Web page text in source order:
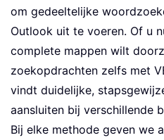
om gedeeltelijke
Outlook uit te voeren. Of u
complete mappen wilt
zoekopdrachten zelfs met
vindt duidelijke,
aansluiten bij verschillende
Bij elke methode geven we